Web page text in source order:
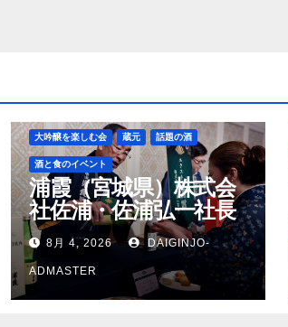
大吟醸を楽しむ会 蔵元 話題の酒
酒と食のイベント
浦霞（宮城県）株式会
社佐浦・佐浦弘一社長
8月 4, 2026 DAIGINJO-
ADMASTER